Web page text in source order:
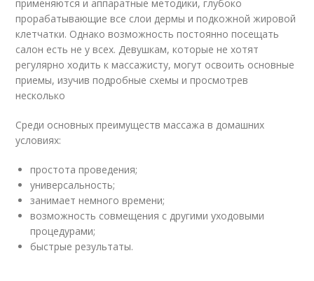
применяются и аппаратные методики, глубоко
прорабатывающие все слои дермы и подкожной жировой
клетчатки. Однако возможность постоянно посещать
салон есть не у всех. Девушкам, которые не хотят
регулярно ходить к массажисту, могут освоить основные
приемы, изучив подробные схемы и просмотрев
несколько
Среди основных преимуществ массажа в домашних
условиях:
простота проведения;
универсальность;
занимает немного времени;
возможность совмещения с другими уходовыми
процедурами;
быстрые результаты.